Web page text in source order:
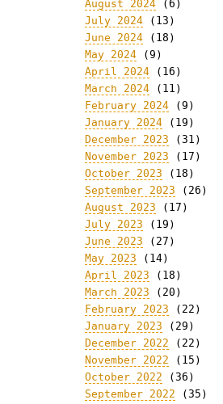
August 2024 (6)
July 2024 (13)
June 2024 (18)
May 2024 (9)
April 2024 (16)
March 2024 (11)
February 2024 (9)
January 2024 (19)
December 2023 (31)
November 2023 (17)
October 2023 (18)
September 2023 (26)
August 2023 (17)
July 2023 (19)
June 2023 (27)
May 2023 (14)
April 2023 (18)
March 2023 (20)
February 2023 (22)
January 2023 (29)
December 2022 (22)
November 2022 (15)
October 2022 (36)
September 2022 (35)